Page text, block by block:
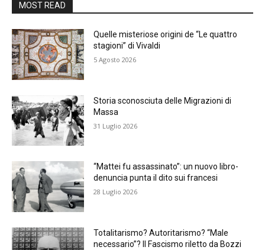
MOST READ
Quelle misteriose origini de “Le quattro
stagioni” di Vivaldi
5 Agosto 2026
Storia sconosciuta delle Migrazioni di
Massa
31 Luglio 2026
“Mattei fu assassinato”: un nuovo libro-
denuncia punta il dito sui francesi
28 Luglio 2026
Totalitarismo? Autoritarismo? “Male
necessario”? Il Fascismo riletto da Bozzi